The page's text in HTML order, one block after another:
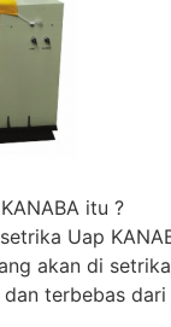
itu ?
Uap
akan di
terbebas dari